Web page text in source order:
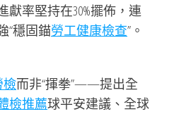
率堅持在30%擺佈，連
“穩固錨勞工健康檢查”。
檢而非“揮拳”——提出全
檢推薦球平安建議、全球